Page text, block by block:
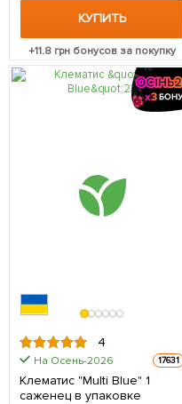
КУПИТЬ
+11.8 грн бонусов за покупку
4
На Осень-2026 17631
Клематис "Multi Blue" 1
саженец в упаковке